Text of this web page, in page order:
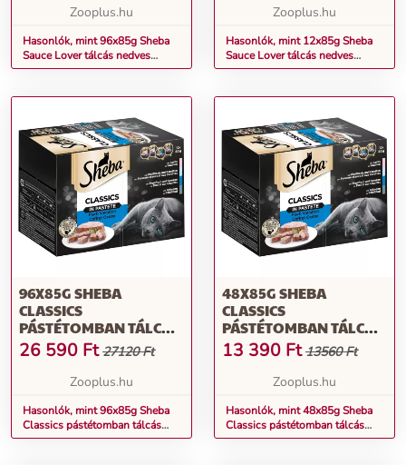
Zooplus.hu
Hasonlók, mint 96x85g Sheba
Sauce Lover tálcás nedves
macskatáp
Zooplus.hu
Hasonlók, mint 12x85g Sheba
Sauce Lover tálcás nedves
macskatáp
96X85G SHEBA
CLASSICS
PÁSTÉTOMBAN TÁLCÁS
NEDVES MACSKATÁP
26 590 Ft 27120 Ft
Zooplus.hu
Hasonlók, mint 96x85g Sheba
Classics pástétomban tálcás
nedves macskatáp
48X85G SHEBA
CLASSICS
PÁSTÉTOMBAN TÁLCÁS
NEDVES MACSKATÁP
13 390 Ft 13560 Ft
Zooplus.hu
Hasonlók, mint 48x85g Sheba
Classics pástétomban tálcás
nedves macskatáp